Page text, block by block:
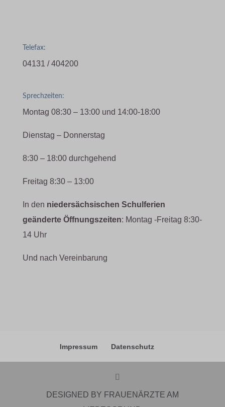
Telefax:
04131 / 404200
Sprechzeiten:
Montag 08:30 – 13:00 und 14:00-18:00
Dienstag – Donnerstag
8:30 – 18:00 durchgehend
Freitag 8:30 – 13:00
In den niedersächsischen Schulferien
geänderte Öffnungszeiten: Montag -Freitag 8:30-
14 Uhr
Und nach Vereinbarung
Impressum Datenschutz
DESIGNED BY FRAUENÄRZTE AM